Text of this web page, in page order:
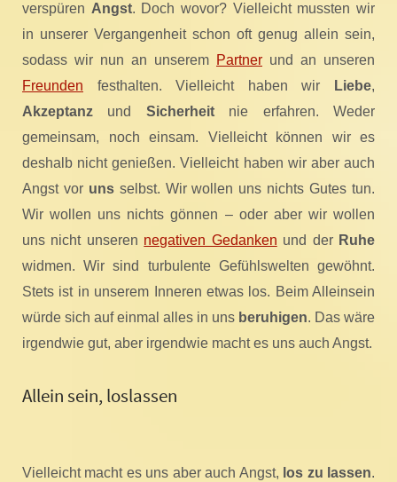
verspüren Angst. Doch wovor? Vielleicht mussten wir
in unserer Vergangenheit schon oft genug allein sein,
sodass wir nun an unserem Partner und an unseren
Freunden festhalten. Vielleicht haben wir Liebe,
Akzeptanz und Sicherheitnie erfahren. Weder
gemeinsam, noch einsam. Vielleicht können wir es
deshalb nicht genießen. Vielleicht haben wir aber auch
Angst vor unsselbst. Wir wollen uns nichts Gutes tun.
Wir wollen uns nichts gönnen – oder aber wir wollen
uns nicht unseren negativen Gedanken und der Ruhe
widmen. Wir sind turbulente Gefühlswelten gewöhnt.
Stets ist in unserem Inneren etwas los. Beim Alleinsein
würde sich auf einmal alles in uns beruhigen. Das wäre
irgendwie gut, aber irgendwie macht es uns auch Angst.
Allein sein, loslassen
Vielleicht macht es uns aber auch Angst, los zu lassen.